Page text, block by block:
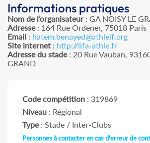
Informations pratiques
Nom de l’organisateur: GA NOISY LE
Adresse: 164 Rue Ordener, 75018 Paris
Email : hatem.benayed@athleif.org
Site internet : http://lifa-athle.fr
Adresse du stade: 20 Rue Vauban,
GRAND
Code compétition : 319869
Niveau : Régional
Type: Stade / Inter-Clubs
Personnes à contacter en cas d'erreur de